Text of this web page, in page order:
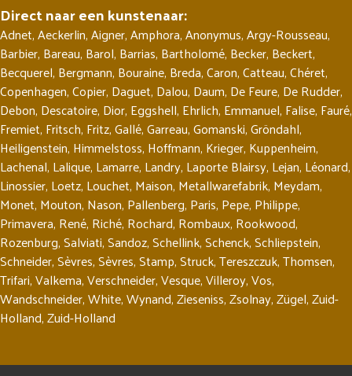
Direct naar een kunstenaar:
Adnet,Aeckerlin,Aigner,Amphora,Anonymus,Argy-Rousseau,
Barbier, Bareau, Barol, Barrias, Bartholomé, Becker, Beckert,
Becquerel, Bergmann, Bouraine, Breda,Caron,Catteau,Chéret,
Copenhagen,Copier, Daguet, Dalou, Daum, De Feure, De Rudder,
Debon, Descatoire, Dior, Eggshell, Ehrlich, Emmanuel, Falise, Fauré,
Fremiet, Fritsch, Fritz,Gallé,Garreau,Gomanski,Gröndahl,
Heiligenstein, Himmelstoss, Hoffmann, Krieger, Kuppenheim,
Lachenal, Lalique, Lamarre, Landry, Laporte Blairsy, Lejan, Léonard,
Linossier, Loetz, Louchet, Maison, Metallwarefabrik, Meydam,
Monet, Mouton, Nason, Pallenberg, Paris, Pepe, Philippe,
Primavera, René, Riché, Rochard, Rombaux, Rookwood,
Rozenburg,Salviati,Sandoz,Schellink,Schenck,Schliepstein,
Schneider,Sèvres,Sèvres,Stamp,Struck,Tereszczuk,Thomsen,
Trifari,Valkema,Verschneider,Vesque,Villeroy,Vos,
Wandschneider,White,Wynand,Zieseniss,Zsolnay,Zügel,Zuid-
Holland,Zuid-Holland